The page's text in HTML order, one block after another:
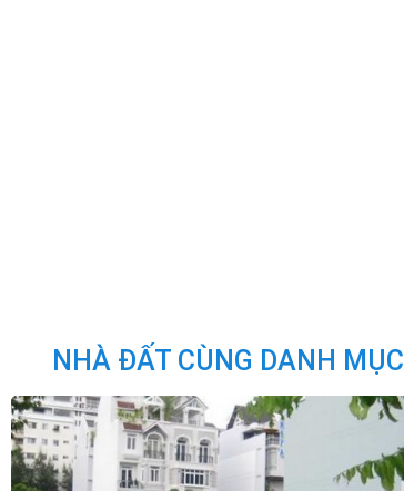
NHÀ ĐẤT CÙNG DANH MỤC